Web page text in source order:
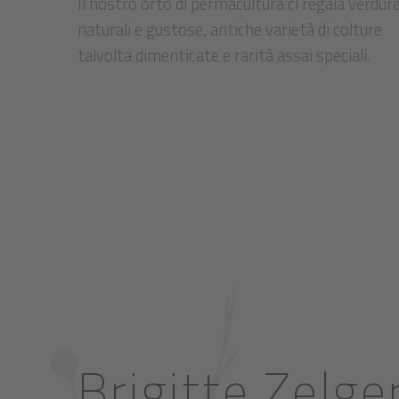
naturali e gustose, antiche varietà di colture
talvolta dimenticate e rarità assai speciali.